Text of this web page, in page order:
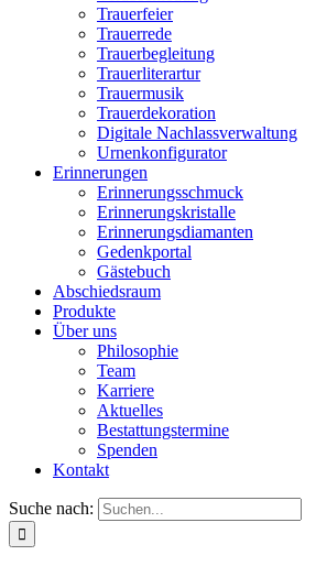
Trauerfeier
Trauerrede
Trauerbegleitung
Trauerliterartur
Trauermusik
Trauerdekoration
Digitale Nachlassverwaltung
Urnenkonfigurator
Erinnerungen
Erinnerungsschmuck
Erinnerungskristalle
Erinnerungsdiamanten
Gedenkportal
Gästebuch
Abschiedsraum
Produkte
Über uns
Philosophie
Team
Karriere
Aktuelles
Bestattungstermine
Spenden
Kontakt
Suche nach: